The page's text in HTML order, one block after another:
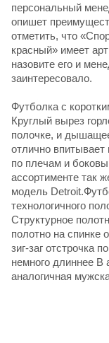
персональный
опишет
отметить, что
красный» имеет
назовите его и
заинтересовало.
Футболка с
Круглый вырез
полочке, и
отлично впитывает
по плечам и
ассортименте так
модель
технологичного
Структурное
полотно на спинке
зиг-заг отстрочка
немного длиннее В
аналогичная